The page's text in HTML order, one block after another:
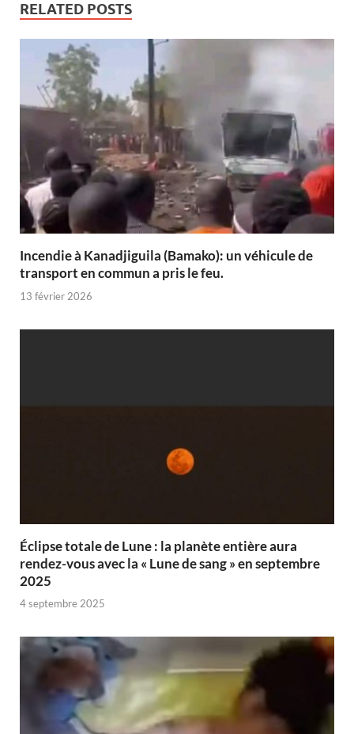
RELATED POSTS
Incendie à Kanadjiguila (Bamako): un véhicule de
transport en commun a pris le feu.
13 février 2026
Éclipse totale de Lune : la planète entière aura
rendez-vous avec la « Lune de sang » en septembre
2025
4 septembre 2025